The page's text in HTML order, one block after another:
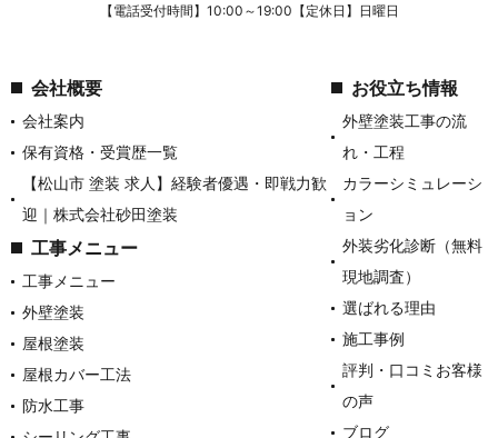
【電話受付時間】10:00～19:00【定休日】日曜日
会社概要
会社案内
保有資格・受賞歴一覧
【松山市 塗装 求人】経験者優遇・即戦力歓
迎｜株式会社砂田塗装
工事メニュー
工事メニュー
外壁塗装
屋根塗装
屋根カバー工法
防水工事
お役立ち情報
外壁塗装工事の流
れ・工程
カラーシミュレーシ
ョン
外装劣化診断（無料
現地調査）
選ばれる理由
施工事例
評判・口コミお客様
の声
ブログ